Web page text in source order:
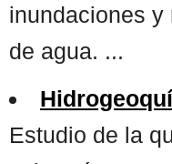
inundaciones y
de agua. ...
Estudio de la